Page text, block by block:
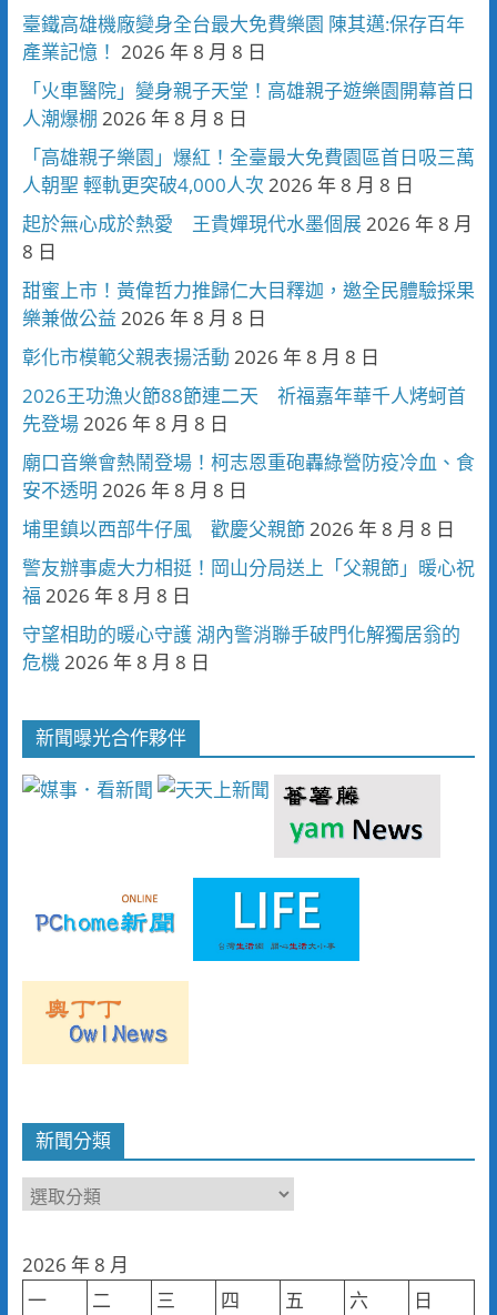
臺鐵高雄機廠變身全台最大免費樂園 陳其邁:保存百年
產業記憶！ 2026 年 8 月 8 日
「火車醫院」變身親子天堂！高雄親子遊樂園開幕首日
人潮爆棚 2026 年 8 月 8 日
「高雄親子樂園」爆紅！全臺最大免費園區首日吸三萬
人朝聖 輕軌更突破4,000人次 2026 年 8 月 8 日
起於無心成於熱愛 王貴嬋現代水墨個展 2026 年 8 月
8 日
甜蜜上市！黃偉哲力推歸仁大目釋迦，邀全民體驗採果
樂兼做公益 2026 年 8 月 8 日
彰化市模範父親表揚活動 2026 年 8 月 8 日
2026王功漁火節88節連二天 祈福嘉年華千人烤蚵首
先登場 2026 年 8 月 8 日
廟口音樂會熱鬧登場！柯志恩重砲轟綠營防疫冷血、食
安不透明 2026 年 8 月 8 日
埔里鎮以西部牛仔風 歡慶父親節 2026 年 8 月 8 日
警友辦事處大力相挺！岡山分局送上「父親節」暖心祝
福 2026 年 8 月 8 日
守望相助的暖心守護 湖內警消聯手破門化解獨居翁的
危機 2026 年 8 月 8 日
新聞曝光合作夥伴
新聞分類
新
類
2026 年 8 月
一
二 三 四 五 六
日